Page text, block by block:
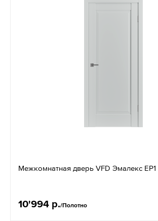
Межкомнатная дверь VFD Эмалекс
10'994 р./Полотно